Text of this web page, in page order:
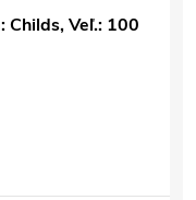
Childs, Veľ.: 100